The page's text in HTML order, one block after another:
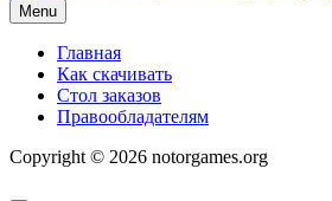
Menu
Главная
Как скачивать
Стол заказов
Правообладателям
Copyright © 2026 notorgames.org